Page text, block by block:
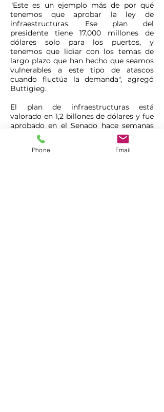
"Este es un ejemplo más de por qué
tenemos que aprobar la ley de
infraestructuras. Ese plan del
presidente tiene 17.000 millones de
dólares solo para los puertos, y
tenemos que lidiar con los temas de
largo plazo que han hecho que seamos
vulnerables a este tipo de atascos
cuando fluctúa la demanda", agregó
Buttigieg.
El plan de infraestructuras está
valorado en 1,2 billones de dólares y fue
aprobado en el Senado hace semanas
con apoyo de los dos partidos, pero
todavía está pendiente de aprobación
en la Cámara Baja, que quiere votar
Phone Email